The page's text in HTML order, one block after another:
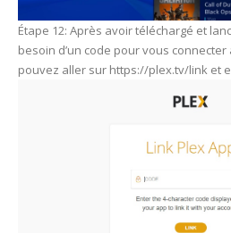
Étape 12: Après avoir téléchargé et
besoin d’un code pour vous
pouvez aller sur https://plex.tv/link et